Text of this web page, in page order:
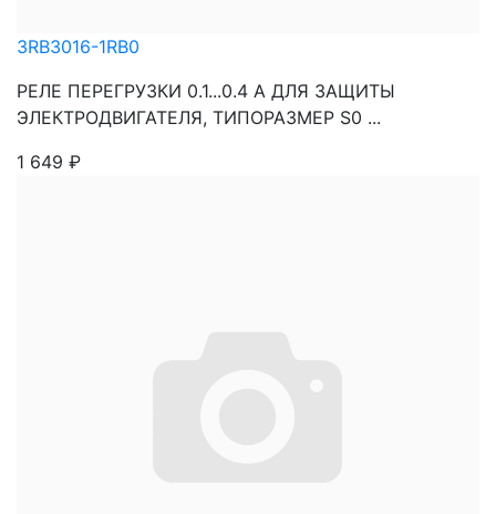
3RB3016-1RB0
РЕЛЕ ПЕРЕГРУЗКИ 0.1...0.4 A ДЛЯ ЗАЩИТЫ
ЭЛЕКТРОДВИГАТЕЛЯ, ТИПОРАЗМЕР S0 ...
1 649 ₽